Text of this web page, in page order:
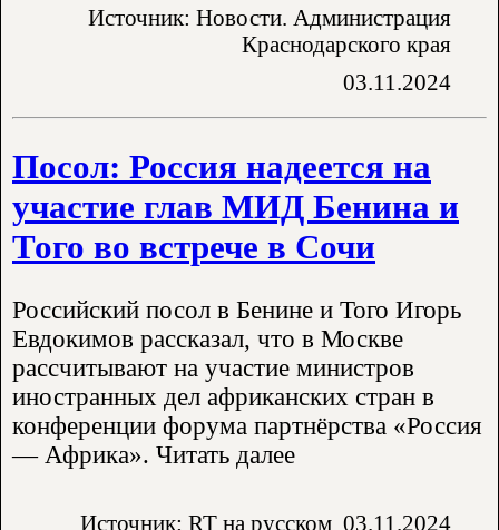
Источник: Новости. Администрация
Краснодарского края
03.11.2024
Посол: Россия надеется на
участие глав МИД Бенина и
Того во встрече в Сочи
Российский посол в Бенине и Того Игорь
Евдокимов рассказал, что в Москве
рассчитывают на участие министров
иностранных дел африканских стран в
конференции форума партнёрства «Россия
— Африка». Читать далее
Источник: RT на русском 03.11.2024